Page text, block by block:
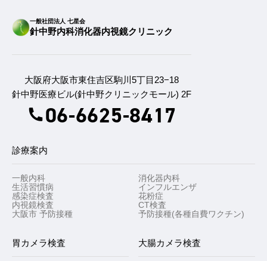
一般社団法人 七星会
針中野内科消化器内視鏡クリニック
大阪府大阪市東住吉区駒川5丁目23−18
針中野医療ビル(針中野クリニックモール) 2F
06-6625-8417
診療案内
一般内科
消化器内科
生活習慣病
インフルエンザ
感染症検査
花粉症
内視鏡検査
CT検査
大阪市 予防接種
予防接種(各種自費ワクチン)
胃カメラ検査 大腸カメラ検査